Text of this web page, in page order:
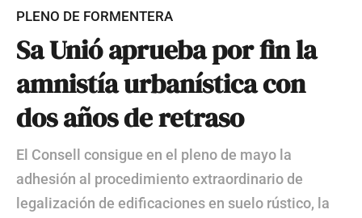
PLENO DE FORMENTERA
Sa Unió aprueba por fin la
amnistía urbanística con
dos años de retraso
El Consell consigue en el pleno de mayo la
adhesión al procedimiento extraordinario de
legalización de edificaciones en suelo rústico, la